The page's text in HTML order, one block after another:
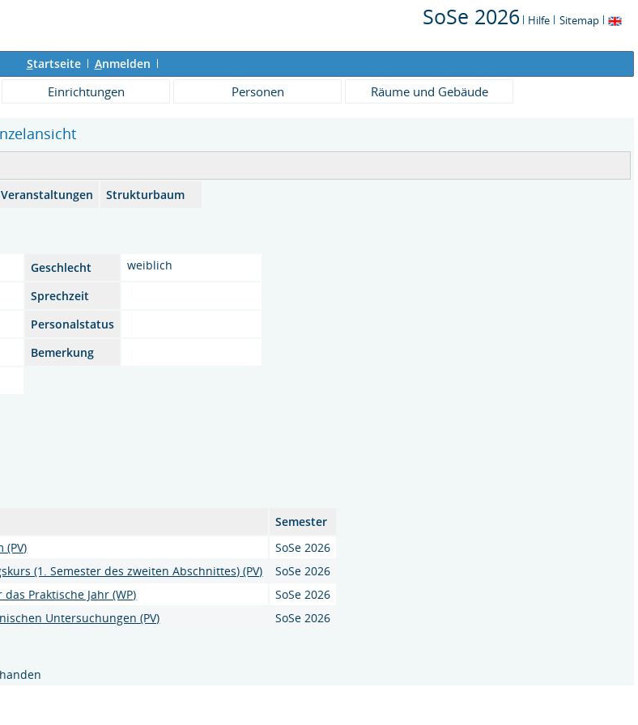
SoSe 2026 Hilfe Sitemap
Startseite Anmelden
Einrichtungen Personen Räume und Gebäude
Veranstaltungen Strukturbaum
Geschlecht
weiblich
Sprechzeit
Personalstatus
Bemerkung
Semester
SoSe 2026
(1. Semester des zweiten Abschnittes) (PV)
SoSe 2026
Praktische Jahr (WP)
SoSe 2026
Untersuchungen (PV)
SoSe 2026